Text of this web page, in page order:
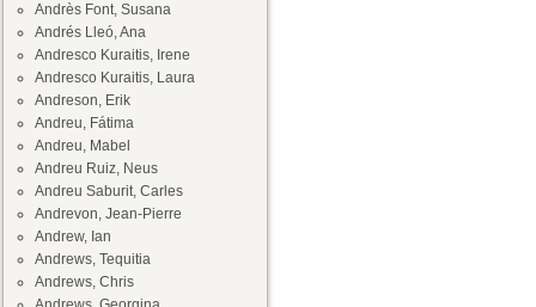
Andrès Font, Susana
Andrés Lleó, Ana
Andresco Kuraitis, Irene
Andresco Kuraitis, Laura
Andreson, Erik
Andreu, Fátima
Andreu, Mabel
Andreu Ruiz, Neus
Andreu Saburit, Carles
Andrevon, Jean-Pierre
Andrew, Ian
Andrews, Tequitia
Andrews, Chris